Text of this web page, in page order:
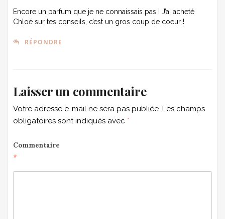
Encore un parfum que je ne connaissais pas ! J’ai acheté
Chloé sur tes conseils, c’est un gros coup de coeur !
RÉPONDRE
Laisser un commentaire
Votre adresse e-mail ne sera pas publiée. Les champs
obligatoires sont indiqués avec *
Commentaire
*